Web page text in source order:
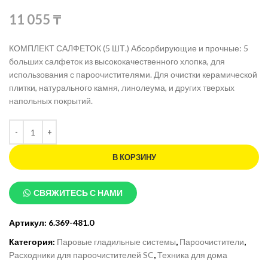
11 055 ₸
КОМПЛЕКТ САЛФЕТОК (5 ШТ.) Абсорбирующие и прочные: 5
больших салфеток из высококачественного хлопка, для
использования с пароочистителями. Для очистки керамической
плитки, натурального камня, линолеума, и других тверхых
напольных покрытий.
В КОРЗИНУ
СВЯЖИТЕСЬ С НАМИ
Артикул: 6.369-481.0
Категория: Паровые гладильные системы, Пароочистители,
Расходники для пароочистителей SC,Техника для дома